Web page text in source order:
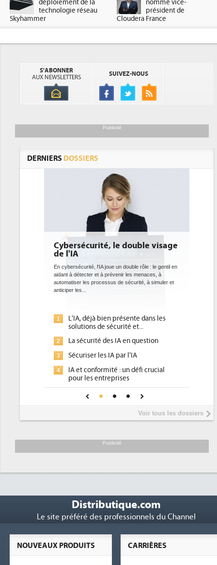
déploiement de la
technologie réseau
Skyhammer
nommé vice-
président de
Cloudera France
S'ABONNER
AUX NEWSLETTERS
SUIVEZ-NOUS
Publicité
DERNIERS DOSSIERS
DEE: l'efficacité énergétique
bientôt une obligation pour les
datacenters
Des datacenters plus durables et plus efficaces, c'est
ce que recherchent les pouvoirs publics européens
avec la mise en oeuvre de la nouvelle Directive sur
Qu'est-ce que la DEE (directive
d'efficacité énergétique) ?
DEE, une pression administrative
place pour répondre à...
Phocea DC dans les cordes pour la
DEE
Interview de Fabrice Coquio,
président de Digital Realty...
soutient les...
Voir tous les dossiers
Publicité
Distributique.com
Le site préféré des professionnels du Channel
CARRIÈRES
NOUVEAUX PRODUITS